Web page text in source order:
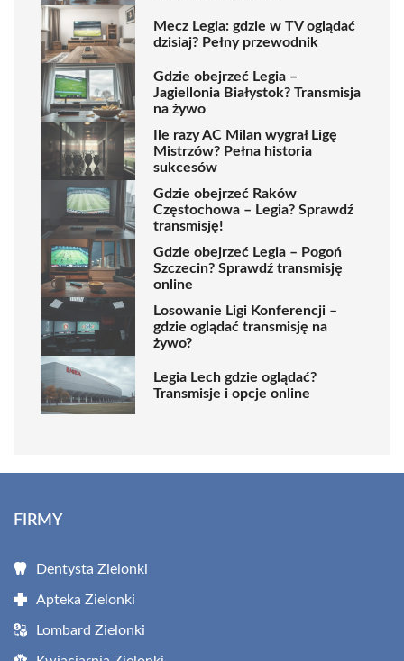
Mecz Legia: gdzie w TV oglądać
dzisiaj? Pełny przewodnik
Gdzie obejrzeć Legia –
Jagiellonia Białystok? Transmisja
na żywo
Ile razy AC Milan wygrał Ligę
Mistrzów? Pełna historia
sukcesów
Gdzie obejrzeć Raków
Częstochowa – Legia? Sprawdź
transmisję!
Gdzie obejrzeć Legia – Pogoń
Szczecin? Sprawdź transmisję
online
Losowanie Ligi Konferencji –
gdzie oglądać transmisję na
żywo?
Legia Lech gdzie oglądać?
Transmisje i opcje online
FIRMY
Dentysta Zielonki
Apteka Zielonki
Lombard Zielonki